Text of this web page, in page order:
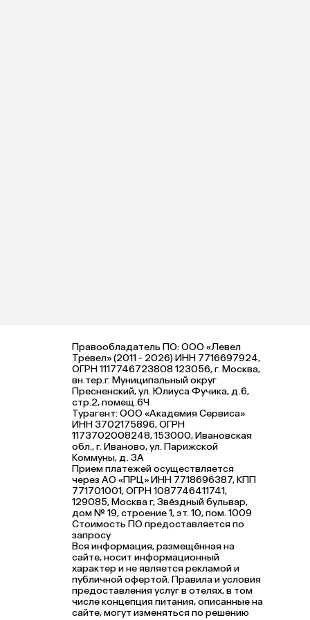
Правообладатель ПО: ООО «Левел
Тревел» (2011 - 2026) ИНН 7716697924,
ОГРН 1117746723808 123056, г. Москва,
вн.тер.г. Муниципальный округ
Пресненский, ул. Юлиуса Фучика, д.6,
стр.2, помещ.6Ч
Турагент: ООО «Академия Сервиса»
ИНН 3702175896, ОГРН
1173702008248, 153000, Ивановская
обл., г. Иваново, ул. Парижской
Коммуны, д. ЗА
Прием платежей осуществляется
через АО «ПРЦ» ИНН 7718696387, КПП
771701001, ОГРН 1087746411741,
129085, Москва г, Звёздный бульвар,
дом № 19, строение 1, эт. 10, пом. 1009
Стоимость ПО предоставляется по
запросу
Вся информация, размещённая на
сайте, носит информационный
характер и не является рекламой и
публичной офертой. Правила и условия
предоставления услуг в отелях, в том
числе концепция питания, описанные на
сайте, могут изменяться по решению